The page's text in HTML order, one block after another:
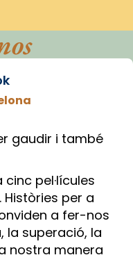
gaudir i també
pel·lícules
per a
a fer-nos
la superació, la
nostra manera